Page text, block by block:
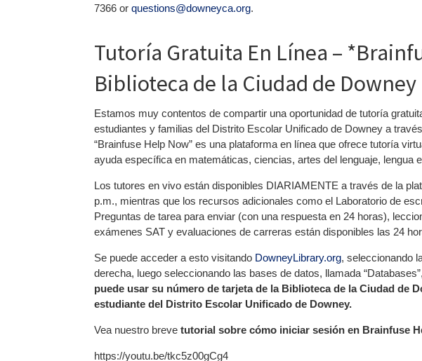
7366 orquestions@downeyca.org.
Tutoría Gratuita En Línea –
Biblioteca de la Ciudad de Downey
Estamos muy contentos de compartir una oportunidad de tutoría
estudiantes y familias del Distrito Escolar Unificado de Downey a
“Brainfuse Help Now” es una plataforma en línea que ofrece tutoría
ayuda específica en matemáticas, ciencias, artes del lenguaje, lengua
Los tutores en vivo están disponibles DIARIAMENTE a través de la
p.m., mientras que los recursos adicionales como el Laboratorio de
Preguntas de tarea para enviar (con una respuesta en 24 horas),
exámenes SAT y evaluaciones de carreras están disponibles las 24
Se puede acceder a esto visitando DowneyLibrary.org, seleccionando
derecha, luego seleccionando las bases de datos, llamada
puede usar su número de tarjeta de la Biblioteca de la Ciudad de
estudiante del Distrito Escolar Unificado de Downey.
Vea nuestro breve tutorial sobre cómo iniciar sesión en Brainfuse
https://youtu.be/tkc5z00gCg4